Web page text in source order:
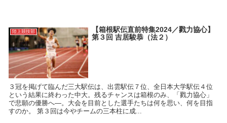
陸上競技部
【箱根駅伝直前特集2024／戮力協心】
第３回 吉居駿恭（法２）
３冠を掲げて臨んだ三大駅伝は、出雲駅伝７位、全日本大学駅伝４位
という結果に終わった中大。残るチャンスは箱根のみ、「戮力協心」
で悲願の優勝へ―。大会を目前とした選手たちは何を思い、何を目指
すのか。 第３回は今やチームの三本柱に成...